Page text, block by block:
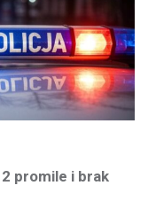
promile i brak